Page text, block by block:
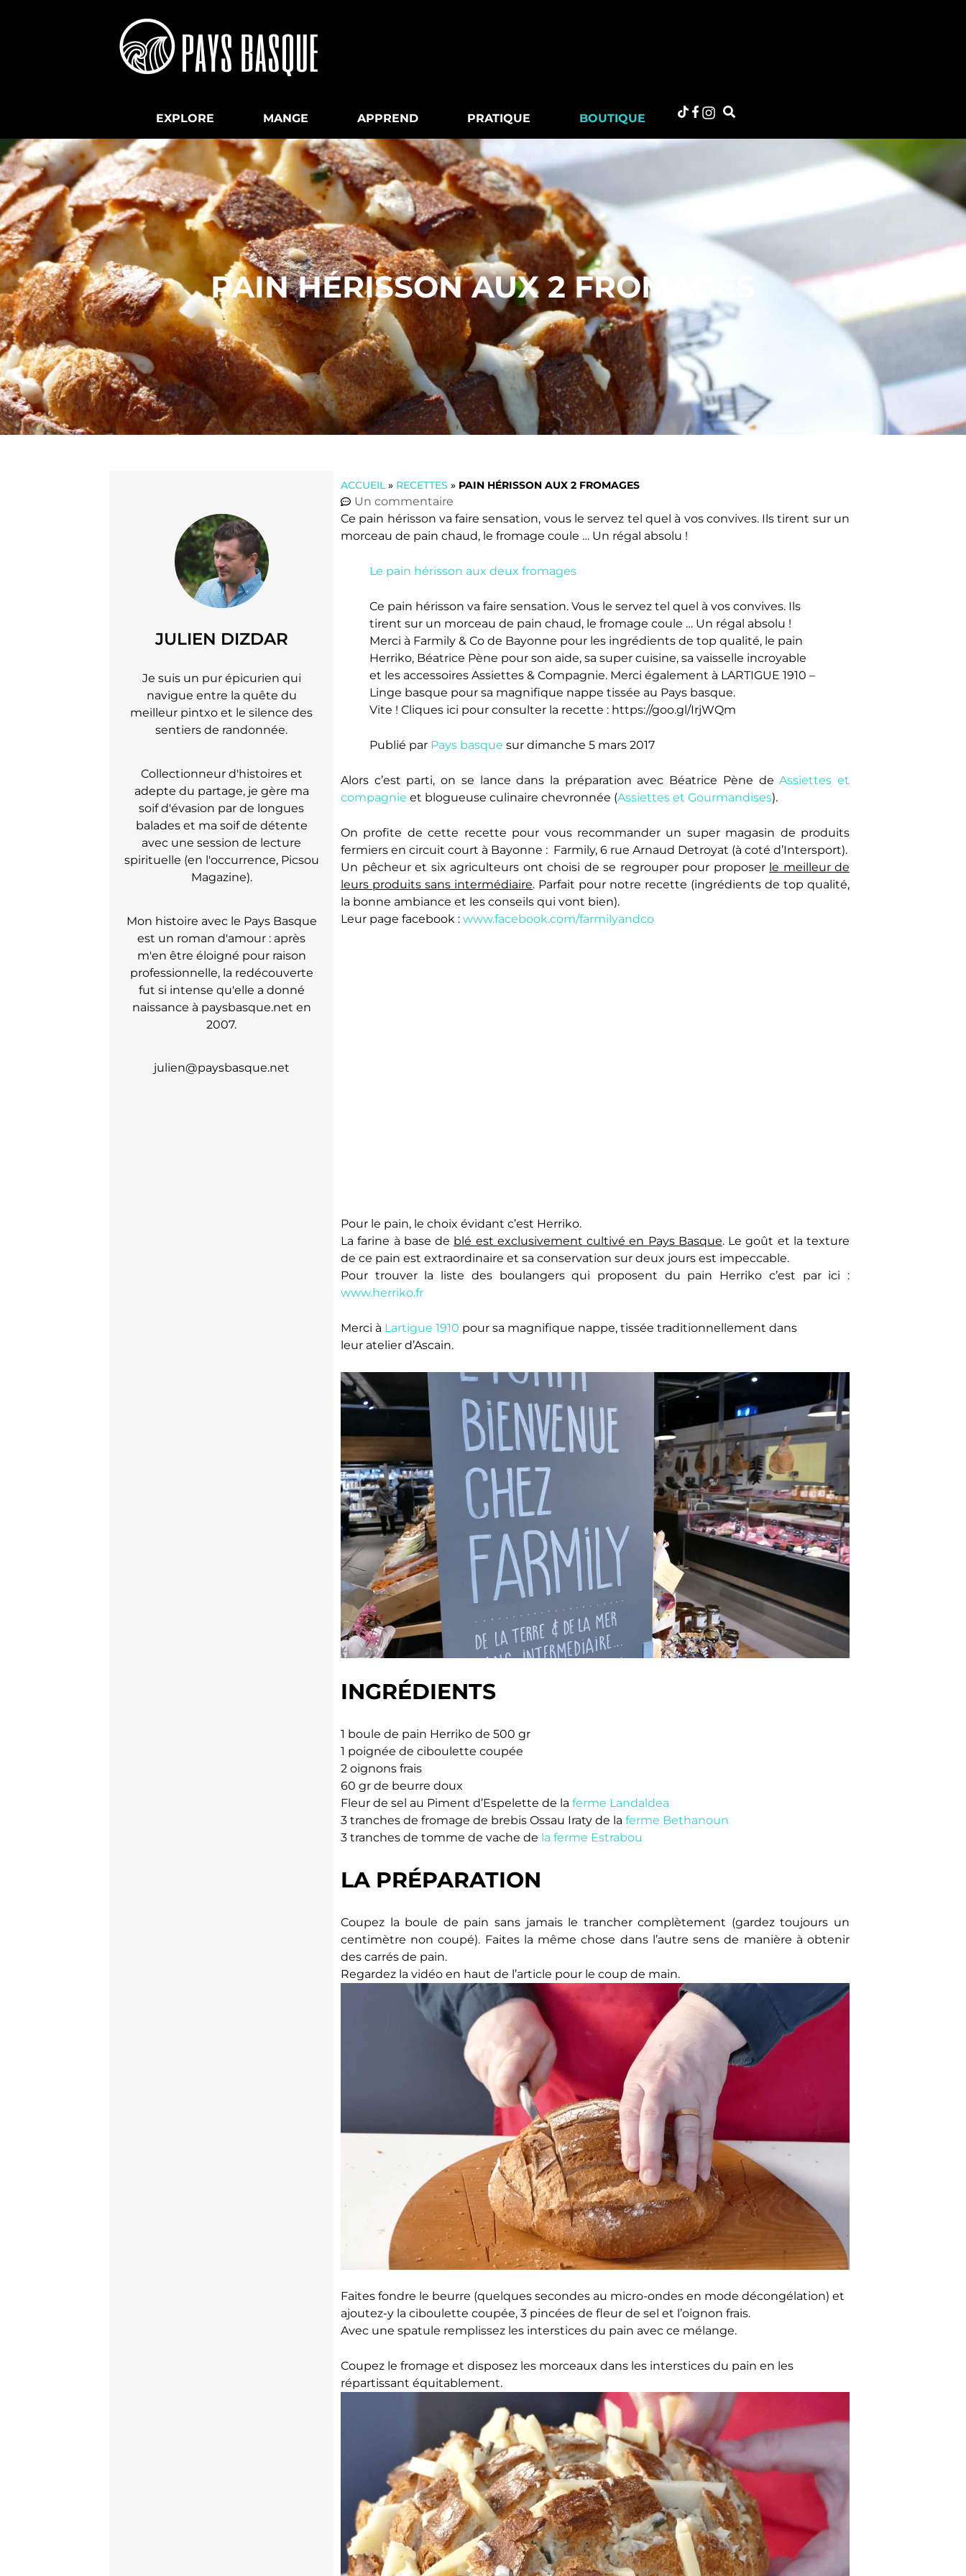
EXPLORE MANGE APPREND PRATIQUE BOUTIQUE
PAIN HÉRISSON AUX 2 FROMAGES
JULIEN DIZDAR
Je suis un pur épicurien qui
navigue entre la quête du
meilleur pintxo et le silence des
sentiers de randonnée.
Collectionneur d'histoires et
adepte du partage, je gère ma
soif d'évasion par de longues
balades et ma soif de détente
avec une session de lecture
spirituelle (en l'occurrence, Picsou
Magazine).
Mon histoire avec le Pays Basque
est un roman d'amour : après
m'en être éloigné pour raison
professionnelle, la redécouverte
fut si intense qu'elle a donné
naissance à paysbasque.net en
2007.
julien@paysbasque.net
ACCUEIL» RECETTES » PAIN HÉRISSON AUX 2 FROMAGES
Un commentaire
Ce pain hérisson va faire sensation, vous le servez tel quel à vos convives. Ils tirent sur un
morceau de pain chaud, le fromage coule … Un régal absolu !
Le pain hérisson aux deux fromages
Ce pain hérisson va faire sensation. Vous le servez tel quel à vos convives. Ils
tirent sur un morceau de pain chaud, le fromage coule … Un régal absolu !
Merci à Farmily & Co de Bayonne pour les ingrédients de top qualité, le pain
Herriko, Béatrice Pène pour son aide, sa super cuisine, sa vaisselle incroyable
et les accessoires Assiettes & Compagnie. Merci également à LARTIGUE 1910 –
Linge basque pour sa magnifique nappe tissée au Pays basque.
Vite ! Cliques ici pour consulter la recette : https://goo.gl/IrjWQm
Publié par Pays basque sur dimanche 5 mars 2017
Alors c’est parti, on se lance dans la préparation avec Béatrice Pène deAssiettes et
compagnie et blogueuse culinaire chevronnée (Assiettes et Gourmandises).
On profite de cette recette pour vous recommander un super magasin de produits
fermiers en circuit court à Bayonne : Farmily, 6 rue Arnaud Detroyat (à coté d’Intersport).
Un pêcheur et six agriculteurs ont choisi de se regrouper pour proposer le meilleur de
leurs produits sans intermédiaire. Parfait pour notre recette (ingrédients de top qualité,
la bonne ambiance et les conseils qui vont bien).
Leur page facebook : www.facebook.com/farmilyandco
Pour le pain, le choix évidant c’est Herriko.
La farine à base de blé est exclusivement cultivé en Pays Basque. Le goût et la texture
de ce pain est extraordinaire et sa conservation sur deux jours est impeccable.
Pour trouver la liste des boulangers qui proposent du pain Herriko c’est par ici :
www.herriko.fr
Merci à Lartigue 1910 pour sa magnifique nappe, tissée traditionnellement dans
leur atelier d’Ascain.
INGRÉDIENTS
1 boule de pain Herriko de 500 gr
1 poignée de ciboulette coupée
2 oignons frais
60 gr de beurre doux
Fleur de sel au Piment d’Espelette de la ferme Landaldea
3 tranches de fromage de brebis Ossau Iraty de la ferme Bethanoun
3 tranches de tomme de vache de la ferme Estrabou
LA PRÉPARATION
Coupez la boule de pain sans jamais le trancher complètement (gardez toujours un
centimètre non coupé). Faites la même chose dans l’autre sens de manière à obtenir
des carrés de pain.
Regardez la vidéo en haut de l’article pour le coup de main.
Faites fondre le beurre (quelques secondes au micro-ondes en mode décongélation) et
ajoutez-y la ciboulette coupée, 3 pincées de fleur de sel et l’oignon frais.
Avec une spatule remplissez les interstices du pain avec ce mélange.
Coupez le fromage et disposez les morceaux dans les interstices du pain en les
répartissant équitablement.